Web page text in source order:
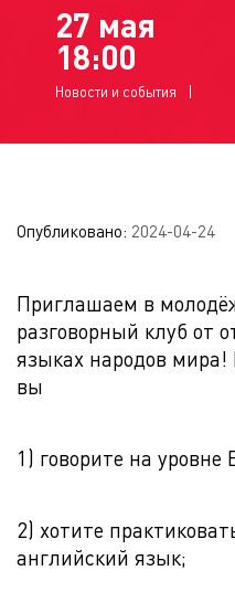
27 мая
18:00
Новости и события
Опубликовано: 2024-04-24
Приглашаем в
разговорный клуб от
языках народов
вы
1) говорите на
2) хотите
английский язык;